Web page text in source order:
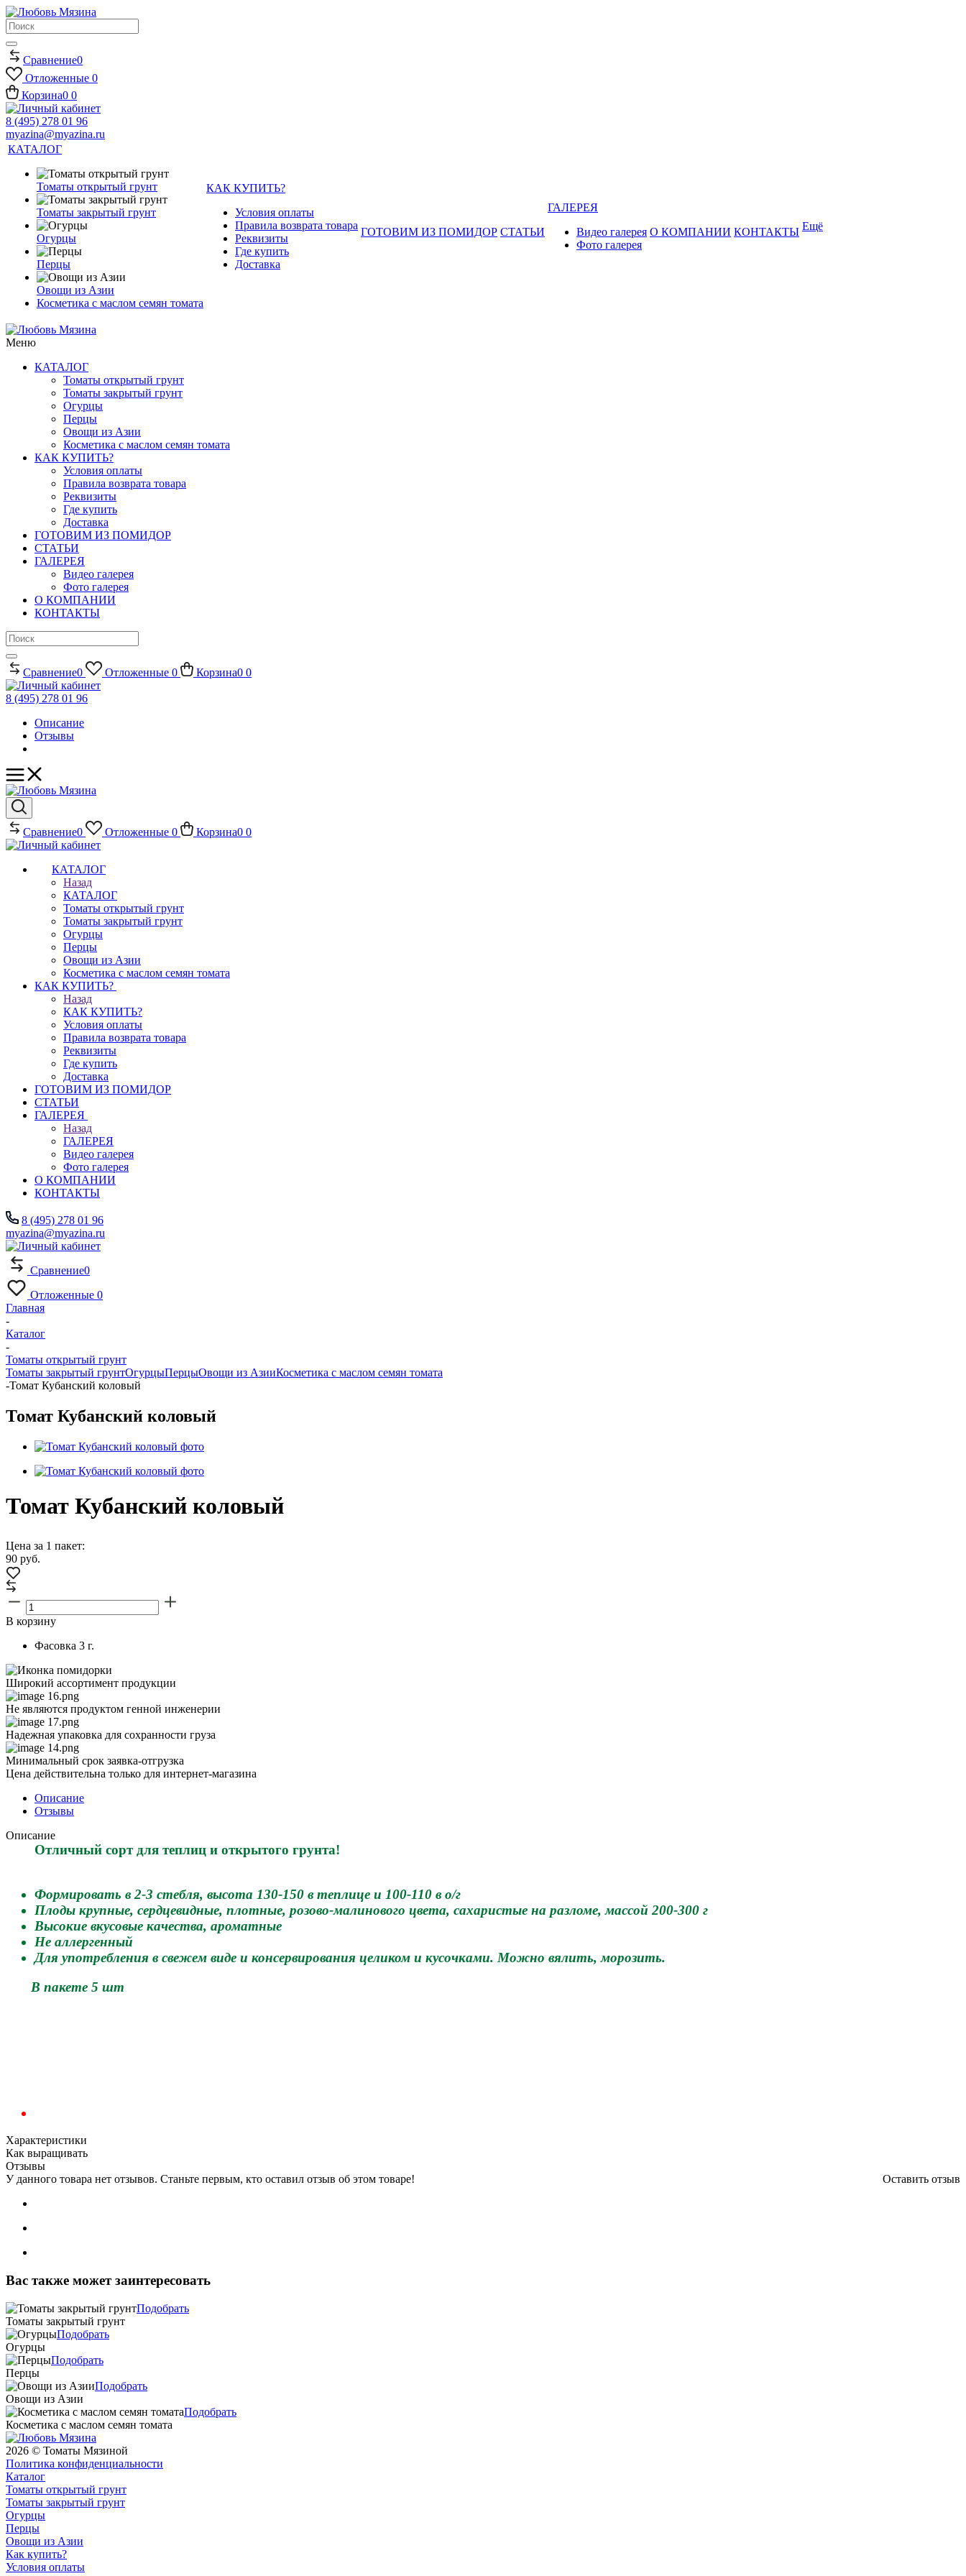
Сравнение0
Отложенные 0
Корзина0 0
8 (495) 278 01 96
myazina@myazina.ru
КАТАЛОГ
Томаты открытый грунт
Томаты закрытый грунт
Огурцы
Перцы
Овощи из Азии
Косметика с маслом семян томата
КАК КУПИТЬ?
Условия оплаты
Правила возврата товара
Реквизиты
Где купить
Доставка
ГОТОВИМ ИЗ ПОМИДОР СТАТЬИ
ГАЛЕРЕЯ
Видео галерея
Фото галерея
О КОМПАНИИ КОНТАКТЫ Ещё
Меню
КАТАЛОГ
Томаты открытый грунт
Томаты закрытый грунт
Огурцы
Перцы
Овощи из Азии
Косметика с маслом семян томата
КАК КУПИТЬ?
Условия оплаты
Правила возврата товара
Реквизиты
Где купить
Доставка
ГОТОВИМ ИЗ ПОМИДОР
СТАТЬИ
ГАЛЕРЕЯ
Видео галерея
Фото галерея
О КОМПАНИИ
КОНТАКТЫ
Сравнение0 Отложенные 0 Корзина0 0
8 (495) 278 01 96
Описание
Отзывы
Сравнение0 Отложенные 0 Корзина0 0
КАТАЛОГ
Назад
КАТАЛОГ
Томаты открытый грунт
Томаты закрытый грунт
Огурцы
Перцы
Овощи из Азии
Косметика с маслом семян томата
КАК КУПИТЬ?
Назад
КАК КУПИТЬ?
Условия оплаты
Правила возврата товара
Реквизиты
Где купить
Доставка
ГОТОВИМ ИЗ ПОМИДОР
СТАТЬИ
ГАЛЕРЕЯ
Назад
ГАЛЕРЕЯ
Видео галерея
Фото галерея
О КОМПАНИИ
КОНТАКТЫ
8 (495) 278 01 96
myazina@myazina.ru
Сравнение0
Отложенные 0
Главная
-
Каталог
-
Томаты открытый грунт
Томаты закрытый грунтОгурцыПерцыОвощи из АзииКосметика с маслом семян томата
-Томат Кубанский коловый
Томат Кубанский коловый
Томат Кубанский коловый
Цена за 1 пакет:
90 руб.
В корзину
Фасовка 3 г.
Широкий ассортимент продукции
Не являются продуктом генной инженерии
Надежная упаковка для сохранности груза
Минимальный срок заявка-отгрузка
Цена действительна только для интернет-магазина
Описание
Отзывы
Описание
Отличный сорт для теплиц и открытого грунта!
Формировать в 2-3 стебля, высота 130-150 в теплице и 100-110 в о/г
Плоды крупные, сердцевидные, плотные, розово-малинового цвета, сахаристые на разломе, массой 200-300 г
Высокие вкусовые качества, ароматные
Не аллергенный
Для употребления в свежем виде и консервирования целиком и кусочками. Можно вялить, морозить.
В пакете 5 шт
Характеристики
Как выращивать
Отзывы
Оставить отзыв
У данного товара нет отзывов. Станьте первым, кто оставил отзыв об этом товаре!
Вас также может заинтересовать
Томаты закрытый грунт
Подобрать
Огурцы
Подобрать
Перцы
Подобрать
Овощи из Азии
Подобрать
Косметика с маслом семян томата
Подобрать
2026 © Томаты Мязиной
Политика конфиденциальности
Каталог
Томаты открытый грунт
Томаты закрытый грунт
Огурцы
Перцы
Овощи из Азии
Как купить?
Условия оплаты